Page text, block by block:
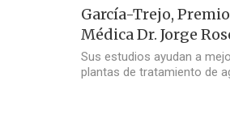
García-Trejo,
Médica Dr. Jorge
Sus estudios ayudan a
plantas de tratamiento de